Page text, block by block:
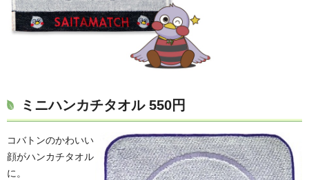
ミニハンカチタオル550円
コバトンのかわいい
顔がハンカチタオル
に。